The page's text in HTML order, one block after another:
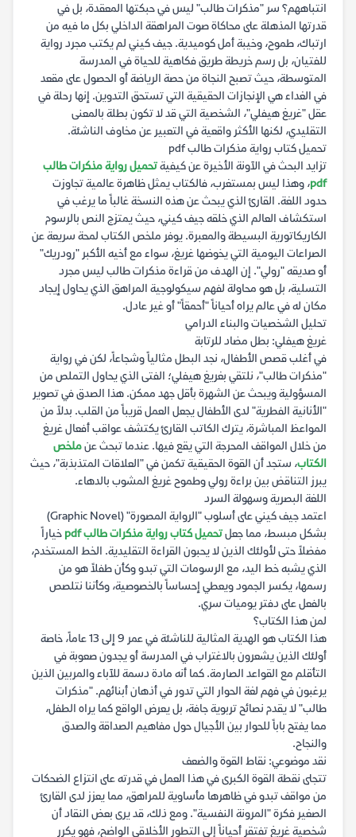
انتباههم؟ سر "مذكرات طالب" ليس في حبكتها المعقدة، بل في
قدرتها المذهلة على محاكاة صوت المراهقة الداخلي بكل ما فيه من
ارتباك، طموح، وخيبة أمل كوميدية. جيف كيني لم يكتب مجرد رواية
للفتيان، بل رسم خريطة طريق فكاهية للحياة في المدرسة
المتوسطة، حيث تصبح النجاة من حصة الرياضة أو الحصول على مقعد
في الغداء هي الإنجازات الحقيقية التي تستحق التدوين. إنها رحلة في
عقل "غريغ هيفلي"، الشخصية التي قد لا تكون بطلة بالمعنى
التقليدي، لكنها الأكثر واقعية في التعبير عن مخاوف الناشئة.
تحميل كتاب رواية مذكرات طالب pdf
تزايد البحث في الآونة الأخيرة عن كيفيةتحميل رواية مذكرات طالب
pdf، وهذا ليس بمستغرب، فالكتاب يمثل ظاهرة عالمية تجاوزت
حدود اللغة. القارئ الذي يبحث عن هذه النسخة غالباً ما يرغب في
استكشاف العالم الذي خلقه جيف كيني، حيث يمتزج النص بالرسوم
الكاريكاتورية البسيطة والمعبرة. يوفر ملخص الكتاب لمحة سريعة عن
الصراعات اليومية التي يخوضها غريغ، سواء مع أخيه الأكبر "رودريك"
أو صديقه "رولي". إن الهدف من قراءة مذكرات طالب ليس مجرد
التسلية، بل هو محاولة لفهم سيكولوجية المراهق الذي يحاول إيجاد
مكان له في عالم يراه أحياناً "أحمقاً" أو غير عادل.
تحليل الشخصيات والبناء الدرامي
غريغ هيفلي: بطل مضاد للرتابة
في أغلب قصص الأطفال، نجد البطل مثالياً وشجاعاً، لكن في رواية
"مذكرات طالب"، نلتقي بغريغ هيفلي؛ الفتى الذي يحاول التملص من
المسؤولية ويبحث عن الشهرة بأقل جهد ممكن. هذا الصدق في تصوير
"الأنانية الفطرية" لدى الأطفال يجعل العمل قريباً من القلب. بدلاً من
المواعظ المباشرة، يترك الكاتب القارئ يكتشف عواقب أفعال غريغ
من خلال المواقف المحرجة التي يقع فيها. عندما تبحث عنملخص
الكتاب، ستجد أن القوة الحقيقية تكمن في "العلاقات المتذبذبة"، حيث
يبرز التناقض بين براءة رولي وطموح غريغ المشوب بالدهاء.
اللغة البصرية وسهولة السرد
اعتمد جيف كيني على أسلوب "الرواية المصورة" (Graphic Novel)
بشكل مبسط، مما جعلتحميل كتاب رواية مذكرات طالب pdf
خياراً
مفضلاً حتى لأولئك الذين لا يحبون القراءة التقليدية. الخط المستخدم،
الذي يشبه خط اليد، مع الرسومات التي تبدو وكأن طفلاً هو من
رسمها، يكسر الجمود ويعطي إحساساً بالخصوصية، وكأننا نتلصص
بالفعل على دفتر يوميات سري.
لمن هذا الكتاب؟
هذا الكتاب هو الهدية المثالية للناشئة في عمر 9 إلى 13 عاماً، خاصة
أولئك الذين يشعرون بالاغتراب في المدرسة أو يجدون صعوبة في
التأقلم مع القواعد الصارمة. كما أنه مادة دسمة للآباء والمربين الذين
يرغبون في فهم لغة الحوار التي تدور في أذهان أبنائهم. "مذكرات
طالب" لا يقدم نصائح تربوية جافة، بل يعرض الواقع كما يراه الطفل،
مما يفتح باباً للحوار بين الأجيال حول مفاهيم الصداقة والصدق
والنجاح.
نقد موضوعي: نقاط القوة والضعف
تتجلى نقطة القوة الكبرى في هذا العمل في قدرته على انتزاع الضحكات
من مواقف تبدو في ظاهرها مأساوية للمراهق، مما يعزز لدى القارئ
الصغير فكرة "المرونة النفسية". ومع ذلك، قد يرى بعض النقاد أن
شخصية غريغ تفتقر أحياناً إلى التطور الأخلاقي الواضح، فهو يكرر